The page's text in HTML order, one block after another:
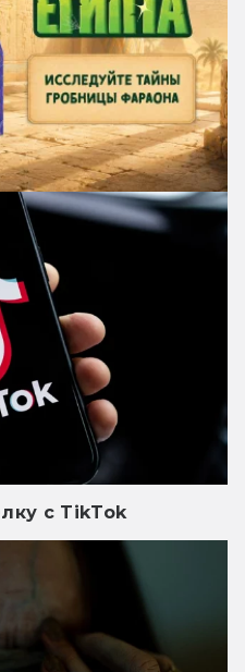
с TikTok